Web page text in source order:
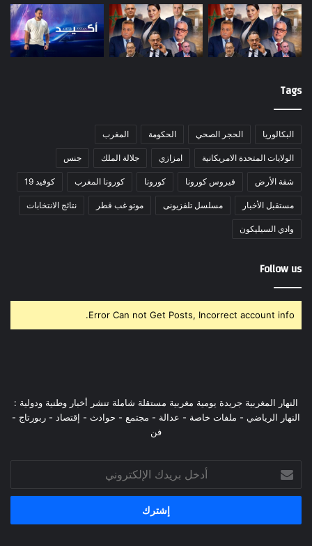
Tags
البكالوريا الحجر الصحي الحكومة المغرب
الولايات المتحدة الامريكانية امزازي جلالة الملك جنس
شقة الأرض فيروس كورونا كورونا كورونا المغرب كوفيد 19
مستقبل الأخبار مسلسل تلفزيونى موتو غب قطر نتائج الانتخابات
وادي السيليكون
Follow us
Error Can not Get Posts, Incorrect account info.
النهار المغربية جريدة يومية مغربية مستقلة شاملة تنشر أخبار وطنية ودولية :
النهار الرياضي - ملفات خاصة - عدالة - مجتمع - حوادث - إقتصاد - ربورتاج -
فن
بريدك
الإلكتروني